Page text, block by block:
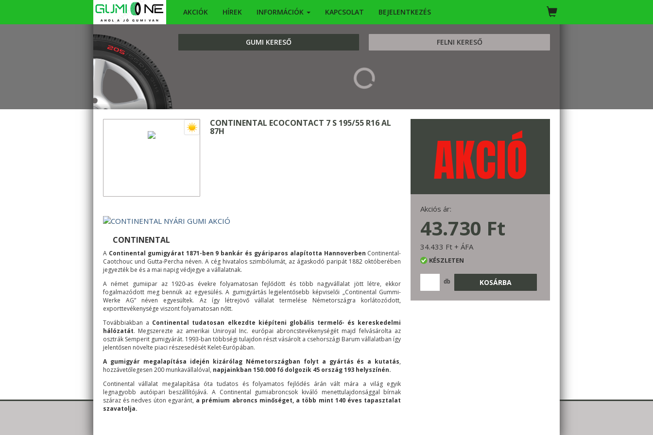
AKCIÓK HÍREK INFORMÁCIÓK KAPCSOLAT BEJELENTKEZÉS
GUMI KERESŐ FELNI KERESŐ
KERESÉS
CONTINENTAL ECOCONTACT 7 S 195/55 R16 AL
87H
CONTINENTAL
A Continental gumigyárat 1871-ben 9 bankár és gyáriparos alapította Hannoverben Continental-
Caotchouc und Gutta-Percha néven. A cég hivatalos szimbólumát, az ágaskodó paripát 1882 októberében
jegyezték be és a mai napig védjegye a vállalatnak.
A német gumiipar az 1920-as évekre folyamatosan fejlődött és több nagyvállalat jött létre, ekkor
fogalmazódott meg bennük az egyesülés. A gumigyártás legjelentősebb képviselői „Continental Gummi-
Werke AG” néven egyesültek. Az így létrejövő vállalat termelése Németországra korlátozódott,
exporttevékenysége viszont folyamatosan nőtt.
Továbbiakban a Continental tudatosan elkezdte kiépíteni globális termelő- és kereskedelmi
hálózatát. Megszerezte az amerikai Uniroyal Inc. európai abroncstevékenységét majd felvásárolta az
osztrák Semperit gumigyárát. 1993-ban többségi tulajdon részt vásárolt a csehországi Barum vállalatban így
jelentősen növelte piaci részesedését Kelet-Európában.
A gumigyár megalapítása idején kizárólag Németországban folyt a gyártás és a kutatás,
hozzávetőlegesen 200 munkavállalóval, napjainkban 150.000 fő dolgozik 45 ország 193 helyszínén.
Continental vállalat megalapítása óta tudatos és folyamatos fejlődés árán vált mára a világ egyik
legnagyobb autóipari beszállítójává. A Continental gumiabroncsok kiváló menettulajdonsággal bírnak
száraz és nedves úton egyaránt, a prémium abroncs minőséget, a több mint 140 éves tapasztalat
szavatolja.
AKCIÓ
Akciós ár:
43.730 Ft
34.433 Ft + ÁFA
KÉSZLETEN
db KOSÁRBA